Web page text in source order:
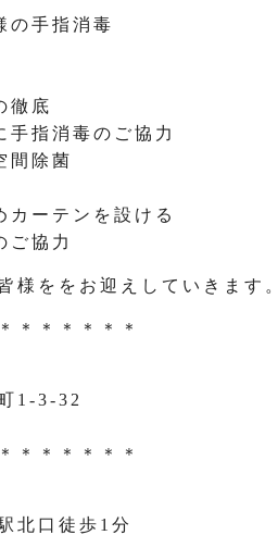
の手指消毒
徹底
手指消毒のご協力
間除菌
カーテンを設ける
ご協力
様ををお迎えしていきます。
＊＊＊＊＊＊
1-3-32
＊＊＊＊＊＊
北口徒歩1分